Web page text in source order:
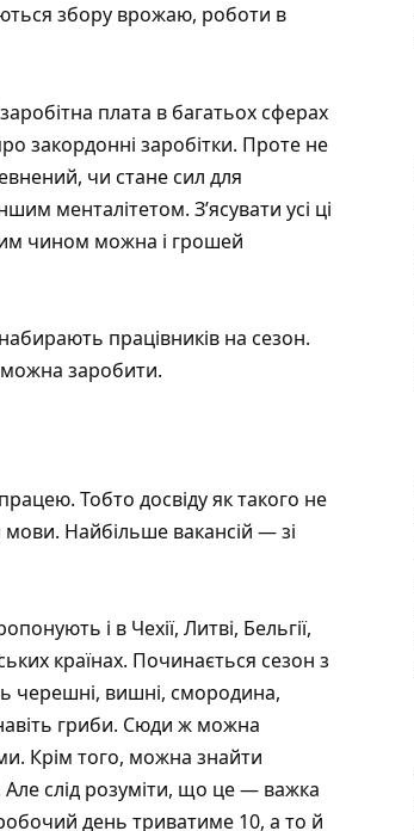
збору врожаю, роботи в
плата в багатьох сферах
закордонні заробітки. Проте не
чи стане сил для
менталітетом. З’ясувати усі ці
чином можна і грошей
працівників на сезон.
можна заробити.
Тобто досвіду як такого не
Найбільше вакансій — зі
і в Чехії, Литві, Бельгії,
країнах. Починається сезон з
черешні, вишні, смородина,
гриби. Сюди ж можна
Крім того, можна знайти
Але слід розуміти, що це — важка
день триватиме 10, а то й